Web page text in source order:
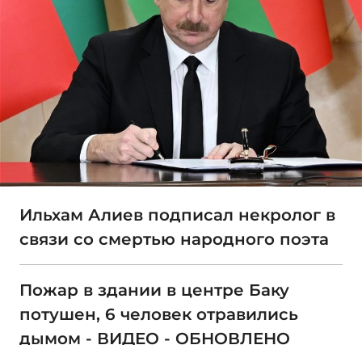
Ильхам Алиев подписал некролог в
связи со смертью народного поэта
Пожар в здании в центре Баку
потушен, 6 человек отравились
дымом - ВИДЕО - ОБНОВЛЕНО